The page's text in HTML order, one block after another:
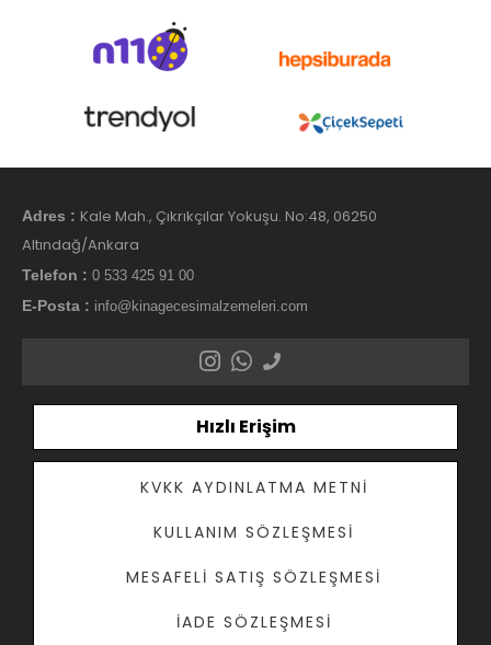
Adres : Kale Mah., Çıkrıkçılar Yokuşu. No:48, 06250
Altındağ/Ankara
Telefon : 0 533 425 91 00
E-Posta : info@kinagecesimalzemeleri.com
Hızlı Erişim
KVKK AYDINLATMA METNI
KULLANIM SÖZLEŞMESI
MESAFELI SATIŞ SÖZLEŞMESI
İADE SÖZLEŞMESI